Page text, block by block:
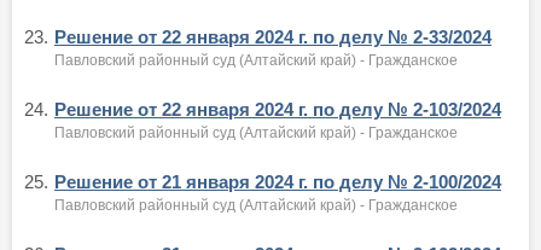
23. Решение от 22 января 2024 г. по делу № 2-33/2024
Павловский районный суд (Алтайский край) - Гражданское
24. Решение от 22 января 2024 г. по делу № 2-103/2024
Павловский районный суд (Алтайский край) - Гражданское
25. Решение от 21 января 2024 г. по делу № 2-100/2024
Павловский районный суд (Алтайский край) - Гражданское